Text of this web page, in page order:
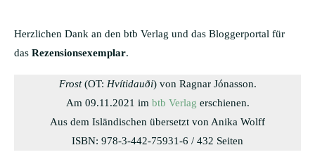
Herzlichen Dank an den btb Verlag und das Bloggerportal für
das Rezensionsexemplar.
Frost(OT: Hvítidauði) von Ragnar Jónasson.
Am 09.11.2021 im btb Verlag erschienen.
Aus dem Isländischen übersetzt von Anika Wolff
ISBN: 978-3-442-75931-6 / 432 Seiten